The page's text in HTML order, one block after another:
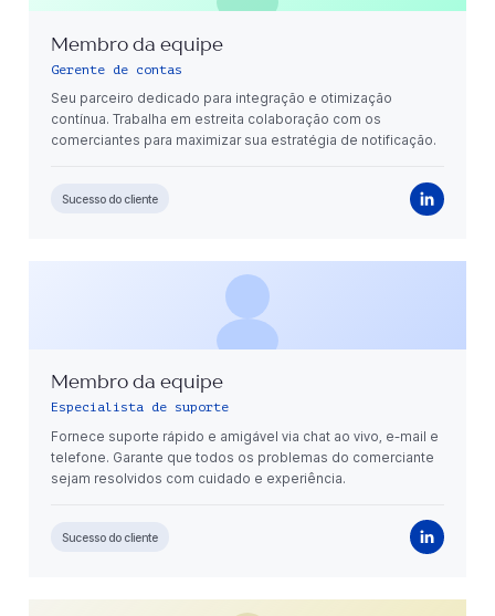
Membro da equipe
Gerente de contas
Seu parceiro dedicado para integração e otimização
contínua. Trabalha em estreita colaboração com os
comerciantes para maximizar sua estratégia de notificação.
Sucesso do cliente
Membro da equipe
Especialista de suporte
Fornece suporte rápido e amigável via chat ao vivo, e-mail e
telefone. Garante que todos os problemas do comerciante
sejam resolvidos com cuidado e experiência.
Sucesso do cliente